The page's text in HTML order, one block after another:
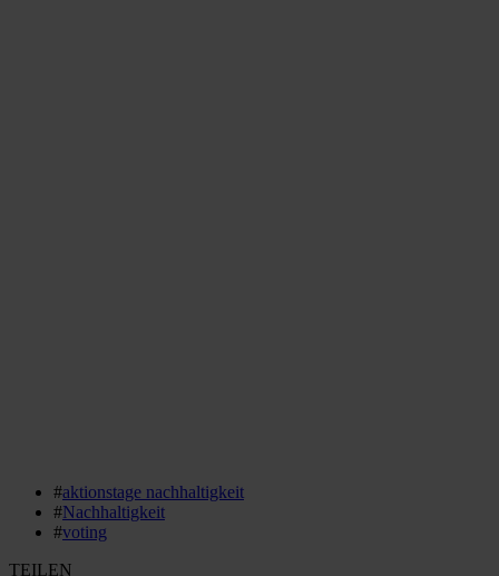
#aktionstage nachhaltigkeit
#Nachhaltigkeit
#voting
TEILEN